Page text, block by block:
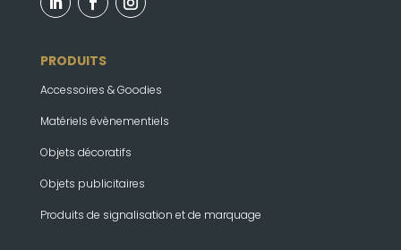
PRODUITS
Accessoires & Goodies
Matériels évènementiels
Objets décoratifs
Objets publicitaires
Produits de signalisation et de marquage